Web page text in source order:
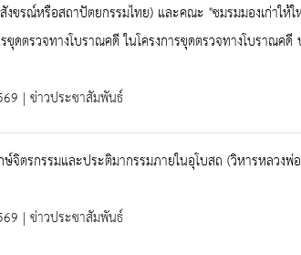
รณ์หรือสถาปัตยกรรมไทย) และคณะ "ชมรมมองเก่าให้ใ
ตรวจทางโบราณคดี ในโครงการขุดตรวจทางโบราณค
| ข่าวประชาสัมพันธ์
ษ์จิตรกรรมและประติมากรรมภายในอุโบสถ (วิหารหลวงพ่
| ข่าวประชาสัมพันธ์